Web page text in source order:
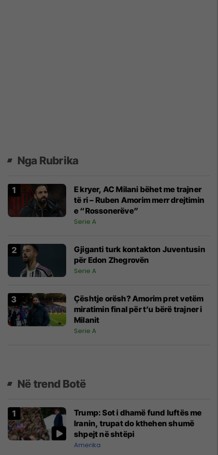
Nga Rubrika
E kryer, AC Milani bëhet me trajner
të ri – Ruben Amorim merr drejtimin
e “Rossonerëve”
Serie A
Gjiganti turk kontakton Juventusin
për Edon Zhegrovën
Serie A
Çështje orësh? Amorim pret vetëm
miratimin final për t’u bërë trajner i
Milanit
Serie A
Në trend Botë
Trump: Sot i dhamë fund luftës me
Iranin, trupat do kthehen shumë
shpejt në shtëpi
Amerika